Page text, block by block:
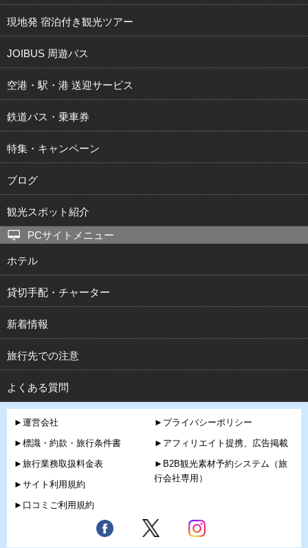
現地発 宿泊付き観光ツアー
JOIBUS 周遊バス
空港・駅・港 送迎サービス
鉄道パス・乗車券
特集・キャンペーン
ブログ
観光スポット紹介
PCサイトメニュー
ホテル
貸切手配・チャーター
新着情報
旅行先での注意
よくある質問
►運営会社
►標識・約款・旅行条件書
►旅行業務取扱料金表
►サイト利用規約
►口コミご利用規約
►プライバシーポリシー
►アフィリエイト提携、広告掲載
►B2B観光素材予約システム（旅
行会社専用）